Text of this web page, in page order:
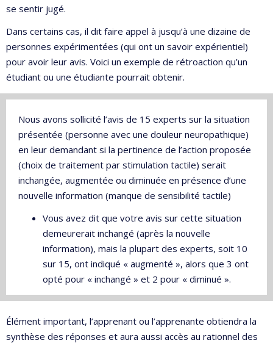
se sentir jugé.
Dans certains cas, il dit faire appel à jusqu’à une dizaine de
personnes expérimentées (qui ont un savoir expérientiel)
pour avoir leur avis. Voici un exemple de rétroaction qu’un
étudiant ou une étudiante pourrait obtenir.
Nous avons sollicité l’avis de 15 experts sur la situation
présentée (personne avec une douleur neuropathique)
en leur demandant si la pertinence de l’action proposée
(choix de traitement par stimulation tactile) serait
inchangée, augmentée ou diminuée en présence d’une
nouvelle information (manque de sensibilité tactile)
Vous avez dit que votre avis sur cette situation
demeurerait inchangé (après la nouvelle
information), mais la plupart des experts, soit 10
sur 15, ont indiqué « augmenté », alors que 3 ont
opté pour « inchangé » et 2 pour « diminué ».
Élément important, l’apprenant ou l’apprenante obtiendra la
synthèse des réponses et aura aussi accès au rationnel des